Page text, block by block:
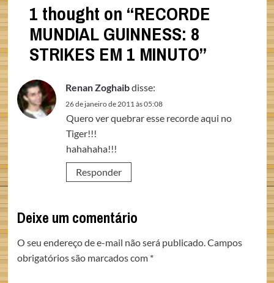
1 thought on “RECORDE
MUNDIAL GUINNESS: 8
STRIKES EM 1 MINUTO”
Renan Zoghaibdisse:
26 de janeiro de 2011 às 05:08
Quero ver quebrar esse recorde aqui no
Tiger!!!
hahahaha!!!
Responder
Deixe um comentário
O seu endereço de e-mail não será publicado.Campos
obrigatórios são marcados com *